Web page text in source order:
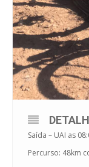
Saída – UAI as
Percurso: 48km